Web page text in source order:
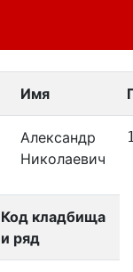
Имя
Александр
Николаевич
Код кладбища
и ряд